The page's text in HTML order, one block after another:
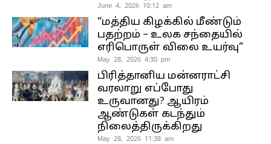
June 4, 2026 10:12 am
“மத்திய கிழக்கில் மீண்டும்
பதற்றம் – உலக சந்தையில்
எரிபொருள் விலை உயர்வு”
May 28, 2026 4:30 pm
பிரித்தானிய மன்னராட்சி
வரலாறு எப்போது
உருவானது? ஆயிரம்
ஆண்டுகள் கடந்தும்
நிலைத்திருக்கிறது
May 28, 2026 11:38 am